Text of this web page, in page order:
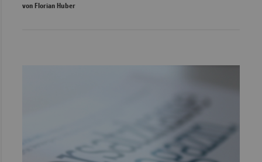
von Florian Huber